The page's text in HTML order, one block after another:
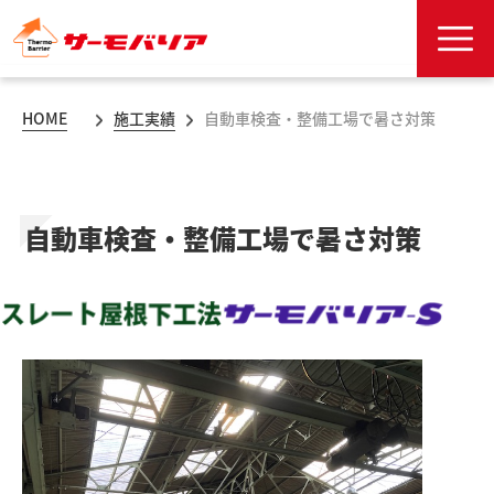
HOME 施工実績 自動車検査・整備工場で暑さ対策
自動車検査・整備工場で暑さ対策